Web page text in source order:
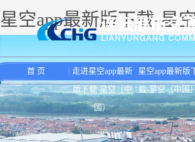
星空app最新版下载-星
首 页 走进星空app最新
版下载-星空（中
国）
星空app最新版
载-星空（中国